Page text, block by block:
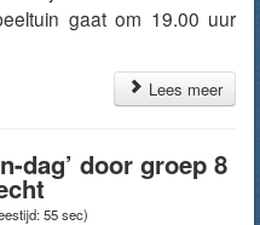
gaat om 19.00 uur
Lees meer
dag’ door groep 8
55 sec)